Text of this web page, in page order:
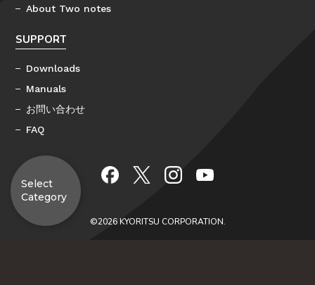
Select
Category
About Two notes
SUPPORT
Downloads
Manuals
お問い合わせ
FAQ
©2026 KYORITSU CORPORATION.